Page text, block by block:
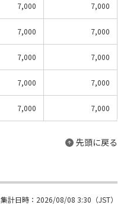
7,000 7,000
7,000 7,000
7,000 7,000
7,000 7,000
7,000 7,000
先頭に戻る
集計日時：2026/08/08 3:30（JST）